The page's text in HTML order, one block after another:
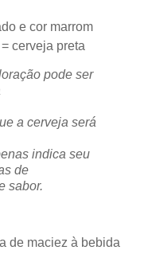
e cor marrom
= cerveja preta
pode ser
a cerveja será
indica seu
de
sabor.
de maciez à bebida